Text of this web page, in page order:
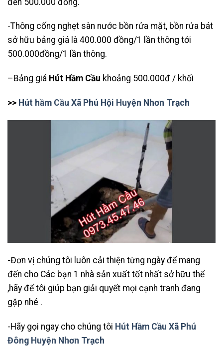
-Thông cống nghẹt sàn nước bồn rửa mặt, bồn rửa bát
sở hữu bảng giá là 400.000 đồng/1 lần thông tới
500.000đồng/1 lần thông.
–Bảng giá Hút Hầm Cầu khoảng 500.000đ / khối
>> Hút hầm Cầu Xã Phú Hội Huyện Nhơn Trạch
-Đơn vị chúng tôi luôn cải thiện từng ngày để mang
đến cho Các bạn 1 nhà sản xuất tốt nhất sở hữu thể
,hãy để tôi giúp bạn giải quyết mọi cạnh tranh đang
gặp nhé .
-Hãy gọi ngay cho chúng tôi Hút Hầm Cầu Xã Phú
Đông Huyện Nhơn Trạch